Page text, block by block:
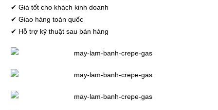
✔ Giá tốt cho khách kinh doanh
✔ Giao hàng toàn quốc
✔ Hỗ trợ kỹ thuật sau bán hàng